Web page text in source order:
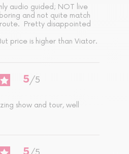
audio guided; NOT live
and not quite match
Pretty disappointed
price is higher than Viator.
5/5
show and tour, well